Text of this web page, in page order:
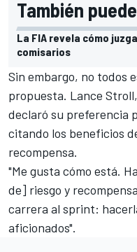
También
La FIA revela cómo
comisarios
Sin embargo, no todos
propuesta. Lance Stroll
declaró su preferencia
citando los beneficios
recompensa.
"Me gusta cómo está.
de] riesgo y
carrera al sprint:
aficionados".